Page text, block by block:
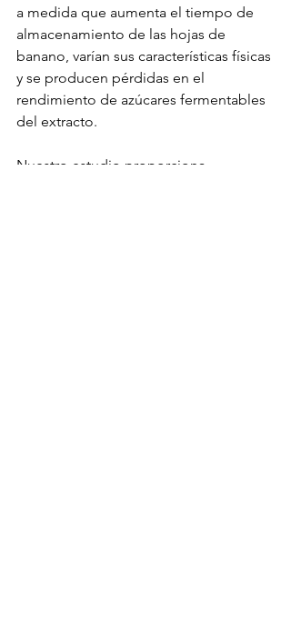
a medida que aumenta el tiempo de
almacenamiento de las hojas de
banano, varían sus características físicas
y se producen pérdidas en el
rendimiento de azúcares fermentables
del extracto.
Nuestro estudio proporciona